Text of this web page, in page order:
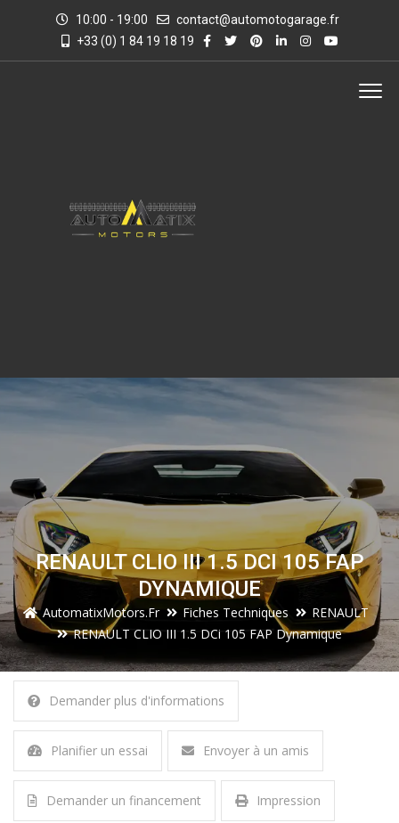
10:00 - 19:00
contact@automotogarage.fr
+33 (0) 1 84 19 18 19
RENAULT CLIO III 1.5 DCI 105 FAP
DYNAMIQUE
AutomatixMotors.fr Fiches Techniques
RENAULT
RENAULT CLIO III 1.5 DCi 105 FAP Dynamique
Demander plus d'informations
Planifier un essai Envoyer à un amis
Demander un financement Impression